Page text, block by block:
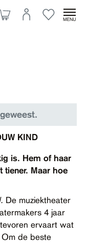
KIND
is. Hem of haar
tiener. Maar hoe
De muziektheater
4 jaar
ervaart wat
de beste